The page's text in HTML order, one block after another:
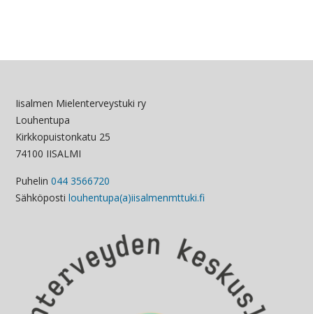
Iisalmen Mielenterveystuki ry
Louhentupa
Kirkkopuistonkatu 25
74100 IISALMI
Puhelin 044 3566720
Sähköposti louhentupa(a)iisalmenmttuki.fi